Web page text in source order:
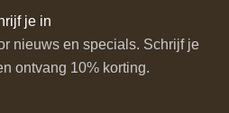
je in
nieuws en specials. Schrijf je
ontvang 10% korting.